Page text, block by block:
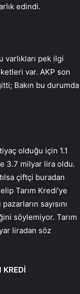
edindi.
varlıkları pek ilgi
var. AKP son
Bakın bu durumda
olduğu için 1.1
3.7 milyar lira oldu.
çiftçi buradan
Tarım Kredi’ye
sayısını
söylemiyor. Tarım
liradan söz
KREDİ